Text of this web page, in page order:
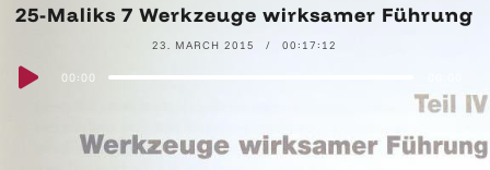
25-Maliks 7 Werkzeuge wirksamer Führung
23. MARCH 2015 00:17:12
Audio
Player
00:00